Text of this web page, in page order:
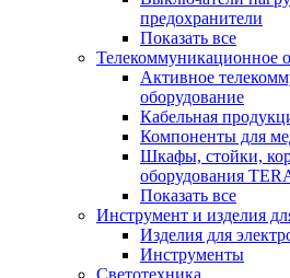
предохранители
Показать все
Телекоммуникационное
Активное
оборудование
Кабельная
Компоненты для
Шкафы, стойки,
оборудования
Показать все
Инструмент и изделия
Изделия для
Инструменты
Светотехника